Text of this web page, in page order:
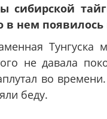
сибирской
в нем появилось
Тунгуска
не давала
во
беду.